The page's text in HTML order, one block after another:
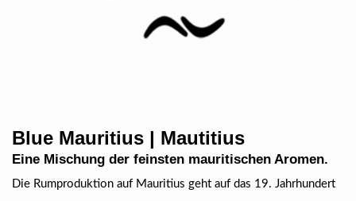
Blue Mauritius | Mautitius
Eine Mischung der feinsten mauritischen Aromen.
Die Rumproduktion auf Mauritius geht auf das 19. Jahrhundert